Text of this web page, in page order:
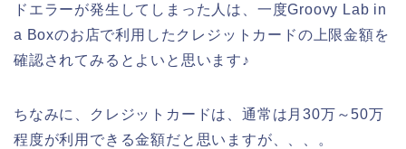
ドエラーが発生してしまった人は、一度Groovy Lab in
a Boxのお店で利用したクレジットカードの上限金額を
確認されてみるとよいと思います♪
ちなみに、クレジットカードは、通常は月30万～50万
程度が利用できる金額だと思いますが、、、。